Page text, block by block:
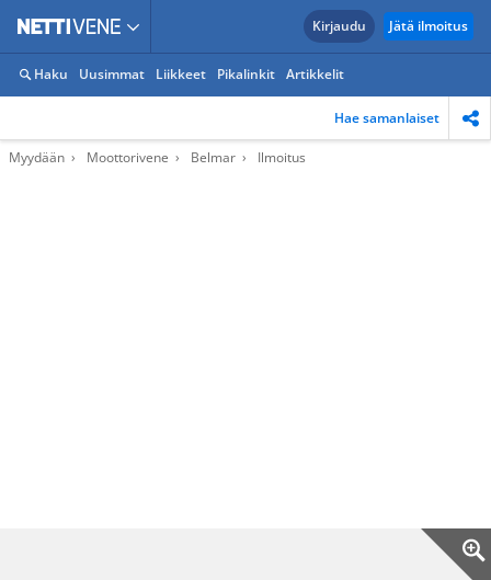
Kirjaudu Jätä ilmoitus
Haku Uusimmat Liikkeet Pikalinkit Artikkelit
Hae samanlaiset
Myydään Moottorivene Belmar Ilmoitus